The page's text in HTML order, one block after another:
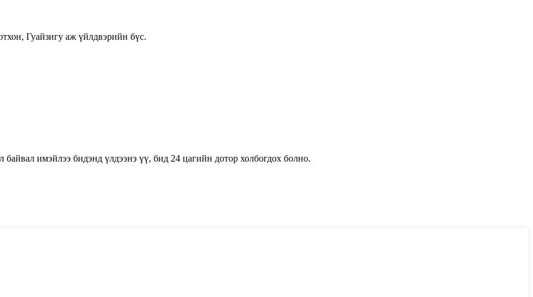
Гуайзигу аж үйлдвэрийн бүс.
имэйлээ бидэнд үлдээнэ үү, бид 24 цагийн дотор холбогдох болно.